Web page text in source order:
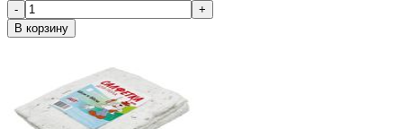
-
+
В корзину